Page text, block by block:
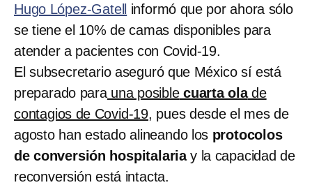
Hugo López-Gatell
informó que por ahora sólo
se tiene el 10% de camas disponibles para
atender a pacientes con Covid-19.
El subsecretario aseguró que México sí está
preparado parauna posiblecuarta olade
contagios de Covid-19, pues desde el mes de
agosto han estado alineando los protocolos
de conversión hospitalariay la capacidad de
reconversión está intacta.